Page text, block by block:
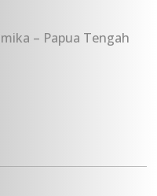
– Papua Tengah